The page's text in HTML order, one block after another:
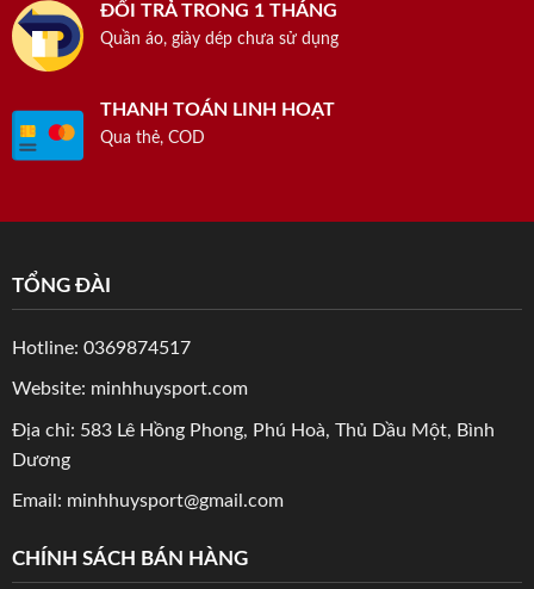
ĐỔI TRẢ TRONG 1 THÁNG
Quần áo, giày dép chưa sử dụng
THANH TOÁN LINH HOẠT
Qua thẻ, COD
TỔNG ĐÀI
Hotline: 0369874517
Website: minhhuysport.com
Địa chỉ: 583 Lê Hồng Phong, Phú Hoà, Thủ Dầu Một, Bình
Dương
Email: minhhuysport@gmail.com
CHÍNH SÁCH BÁN HÀNG